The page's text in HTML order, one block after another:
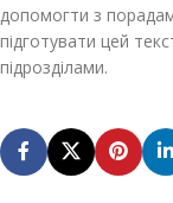
допомогти з
підготувати цей
підрозділами.